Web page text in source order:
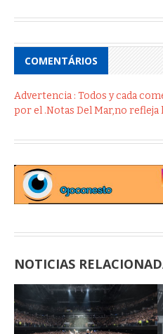
COMENTÁRIOS
Advertencia : Todos y cada
por el .Notas Del Mar,no
NOTICIAS